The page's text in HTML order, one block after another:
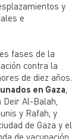
y
e
fases de la
contra la
de diez años.
en Gaza
Al-Balah,
y Rafah, y
de Gaza y el
de vacunación